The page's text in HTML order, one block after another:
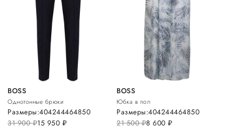
BOSS
Однотонные брюки
31 900руб.15 950 руб.
Размеры:404244464850
BOSS
Юбка в пол
21 500руб.8 600руб.
Размеры:404244464850